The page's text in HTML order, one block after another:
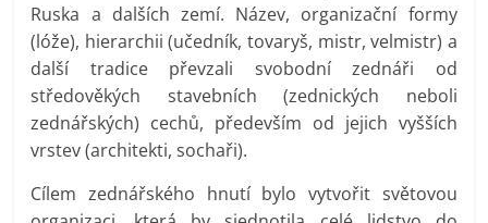
Ruska a dalších zemí. Název, organizační formy
(lóže), hierarchii (učedník, tovaryš, mistr, velmistr) a
další tradice převzali svobodní zednáři od
středověkých stavebních (zednických neboli
zednářských) cechů, především od jejich vyšších
vrstev (architekti, sochaři).
Cílem zednářského hnutí bylo vytvořit světovou